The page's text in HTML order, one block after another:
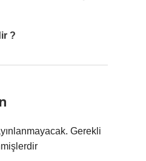
?
Gerekli